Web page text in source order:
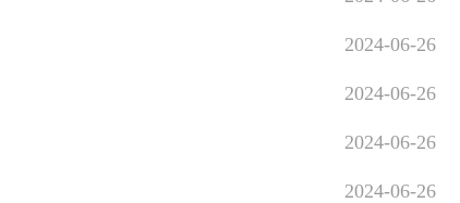
2024-06-26
2024-06-26
2024-06-26
2024-06-26